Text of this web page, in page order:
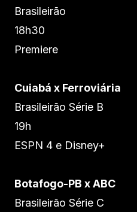
Brasileirão
18h30
Premiere
Cuiabá x Ferroviária
Brasileirão Série B
19h
ESPN 4 e Disney+
Botafogo-PB x ABC
Brasileirão Série C